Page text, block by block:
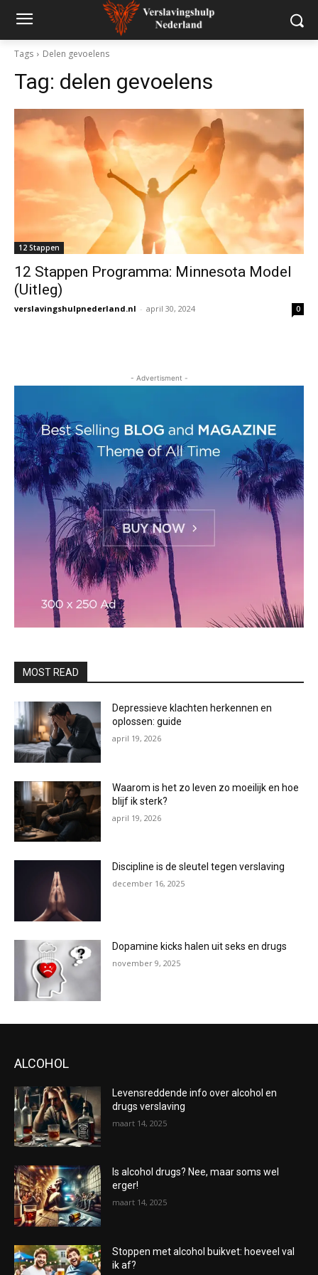
Tags Delen gevoelens
Tag: delen gevoelens
12 Stappen
12 Stappen Programma: Minnesota Model
(Uitleg)
verslavingshulpnederland.nl - april 30, 2024 0
- Advertisment -
MOST READ
Depressieve klachten herkennen en
oplossen: guide
april 19, 2026
Waarom is het zo leven zo moeilijk en hoe
blijf ik sterk?
april 19, 2026
Discipline is de sleutel tegen verslaving
december 16, 2025
Dopamine kicks halen uit seks en drugs
november 9, 2025
ALCOHOL
Levensreddende info over alcohol en
drugs verslaving
maart 14, 2025
Is alcohol drugs? Nee, maar soms wel
erger!
maart 14, 2025
Stoppen met alcohol buikvet: hoeveel val
ik af?